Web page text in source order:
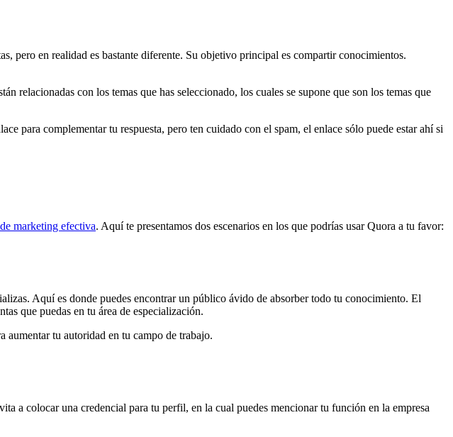
pero en realidad es bastante diferente. Su objetivo principal es compartir conocimientos.
relacionadas con los temas que has seleccionado, los cuales se supone que son los temas que
para complementar tu respuesta, pero ten cuidado con el spam, el enlace sólo puede estar ahí si
marketing efectiva. Aquí te presentamos dos escenarios en los que podrías usar Quora a tu favor:
Aquí es donde puedes encontrar un público ávido de absorber todo tu conocimiento. El
que puedas en tu área de especialización.
aumentar tu autoridad en tu campo de trabajo.
a colocar una credencial para tu perfil, en la cual puedes mencionar tu función en la empresa